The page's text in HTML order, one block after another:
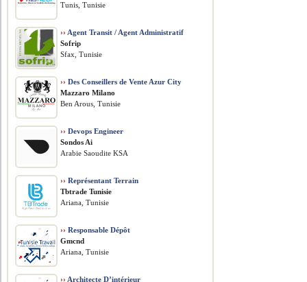
Tunis, Tunisie
›› Agent Transit / Agent Administratif
Sofrip
Sfax, Tunisie
›› Des Conseillers de Vente Azur City
Mazzaro Milano
Ben Arous, Tunisie
›› Devops Engineer
Sondos Ai
Arabie Saoudite KSA
›› Représentant Terrain
Tbtrade Tunisie
Ariana, Tunisie
›› Responsable Dépôt
Gmcnd
Ariana, Tunisie
›› Architecte D’intérieur